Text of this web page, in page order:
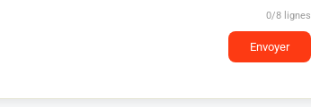
0/8 lignes
Envoyer